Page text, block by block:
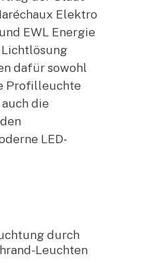
Elektro
EWL Energie
Lichtlösung
dafür sowohl
Profilleuchte
die
LED-
durch
Leuchten